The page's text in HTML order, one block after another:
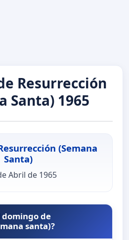
Resurrección
Santa) 1965
(Semana
Santa)
Abril de 1965
domingo de
santa)?